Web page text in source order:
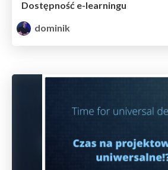
Dostępność e-learningu
dominik